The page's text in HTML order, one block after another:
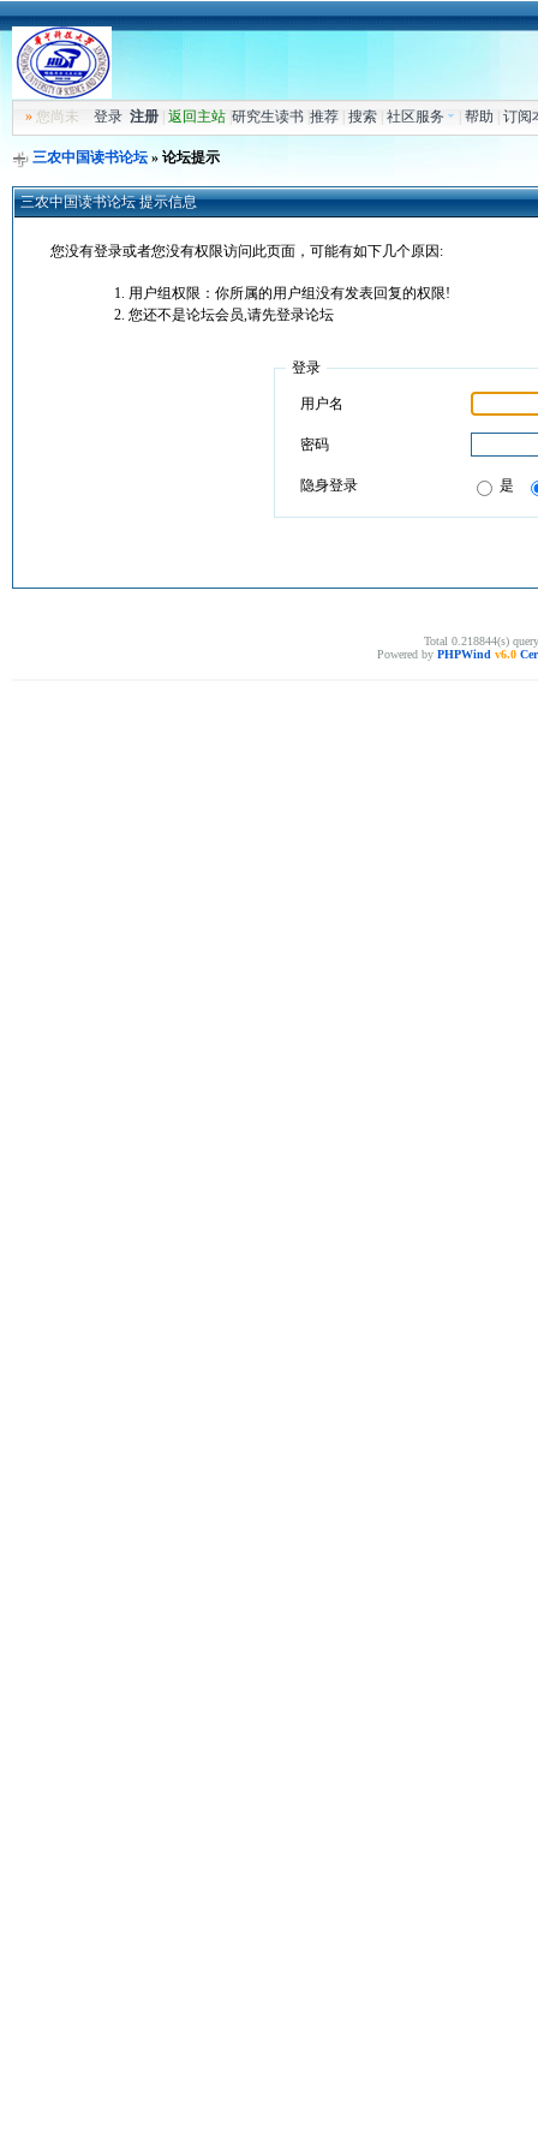
»您尚未 登录 注册| 返回主站| 研究生读书| 推荐| 搜索| 社区服务 帮助 订阅
三农中国读书论坛» 论坛提示
三农中国读书论坛 提示信息
您没有登录或者您没有权限访问此页面，可能有如下几个原因:
用户组权限：你所属的用户组没有发表回复的权限!
您还不是论坛会员,请先登录论坛
登录
用户名
密码
隐身登录 是
Total 0.218844(s)
Powered by PHPWind v6.0